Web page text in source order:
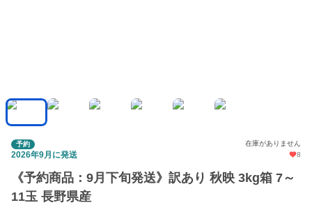
予約 在庫がありません
2026年9月に発送 8
《予約商品：9月下旬発送》訳あり 秋映 3kg箱 7～
11玉 長野県産